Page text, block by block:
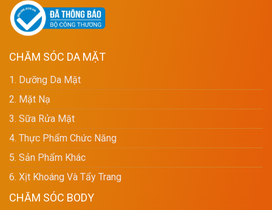
CHĂM SÓC DA MẶT
1. Dưỡng Da Mặt
2. Mặt Nạ
3. Sữa Rửa Mặt
4. Thực Phẩm Chức Năng
5. Sản Phẩm Khác
6. Xịt Khoáng Và Tẩy Trang
CHĂM SÓC BODY